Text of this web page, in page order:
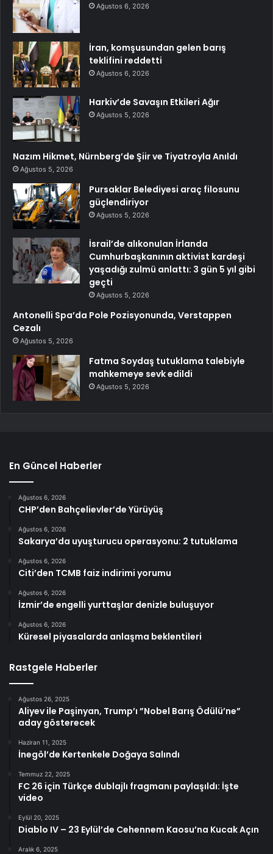
Ağustos 6, 2026
İran, komşusundan gelen barış
teklifini reddetti
Ağustos 6, 2026
Harkiv’de Savaşın Etkileri Ağır
Ağustos 5, 2026
Nazım Hikmet, Nürnberg’de Şiir ve Tiyatroyla Anıldı
Ağustos 5, 2026
Pursaklar Belediyesi araç filosunu
güçlendiriyor
Ağustos 5, 2026
İsrail’de alıkonulan İrlanda
Cumhurbaşkanının aktivist kardeşi
yaşadığı zulmü anlattı: 3 gün 5 yıl gibi
geçti
Ağustos 5, 2026
Antonelli Spa’da Pole Pozisyonunda, Verstappen
Cezalı
Ağustos 5, 2026
Fatma Soydaş tutuklama talebiyle
mahkemeye sevk edildi
Ağustos 5, 2026
En Güncel Haberler
Ağustos 6, 2026
CHP’den Bahçelievler’de Yürüyüş
Ağustos 6, 2026
Sakarya’da uyuşturucu operasyonu: 2 tutuklama
Ağustos 6, 2026
Citi’den TCMB faiz indirimi yorumu
Ağustos 6, 2026
İzmir’de engelli yurttaşlar denizle buluşuyor
Ağustos 6, 2026
Küresel piyasalarda anlaşma beklentileri
Rastgele Haberler
Ağustos 26, 2025
Aliyev ile Paşinyan, Trump’ı ”Nobel Barış Ödülü’ne”
aday gösterecek
Haziran 11, 2025
İnegöl’de Kertenkele Doğaya Salındı
Temmuz 22, 2025
FC 26 için Türkçe dublajlı fragmanı paylaşıldı: İşte
video
Eylül 20, 2025
Diablo IV – 23 Eylül’de Cehennem Kaosu’na Kucak Açın
Aralık 6, 2025